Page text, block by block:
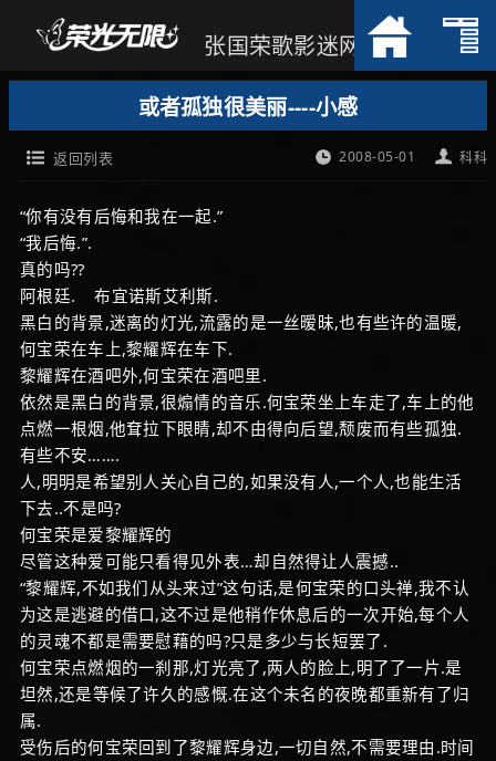
张国荣歌影迷网
或者孤独很美丽----小感
科科
2008-05-01
返回列表
“你有没有后悔和我在一起.”
“我后悔.”.
真的吗??
阿根廷. 布宜诺斯艾利斯.
黑白的背景,迷离的灯光,流露的是一丝暧昧,也有些许的温暖,
何宝荣在车上,黎耀辉在车下.
黎耀辉在酒吧外,何宝荣在酒吧里.
依然是黑白的背景,很煽情的音乐.何宝荣坐上车走了,车上的他
点燃一根烟,他耷拉下眼睛,却不由得向后望,颓废而有些孤独.
有些不安…….
人,明明是希望别人关心自己的,如果没有人,一个人,也能生活
下去..不是吗?
何宝荣是爱黎耀辉的
尽管这种爱可能只看得见外表…却自然得让人震撼..
“黎耀辉,不如我们从头来过”这句话,是何宝荣的口头禅,我不认
为这是逃避的借口,这不过是他稍作休息后的一次开始,每个人
的灵魂不都是需要慰藉的吗?只是多少与长短罢了.
何宝荣点燃烟的一刹那,灯光亮了,两人的脸上,明了了一片.是
坦然,还是等候了许久的感慨.在这个未名的夜晚都重新有了归
属.
受伤后的何宝荣回到了黎耀辉身边,一切自然,不需要理由.时间